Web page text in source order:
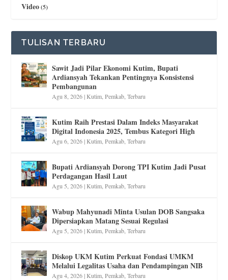
Video(5)
TULISAN TERBARU
Sawit Jadi Pilar Ekonomi Kutim, Bupati
Ardiansyah Tekankan Pentingnya Konsistensi
Pembangunan
Agu 8, 2026|Kutim ,Pemkab ,Terbaru
Kutim Raih Prestasi Dalam Indeks Masyarakat
Digital Indonesia 2025, Tembus Kategori High
Agu 6, 2026|Kutim ,Pemkab ,Terbaru
Bupati Ardiansyah Dorong TPI Kutim Jadi Pusat
Perdagangan Hasil Laut
Agu 5, 2026|Kutim ,Pemkab ,Terbaru
Wabup Mahyunadi Minta Usulan DOB Sangsaka
Dipersiapkan Matang Sesuai Regulasi
Agu 5, 2026|Kutim ,Pemkab ,Terbaru
Diskop UKM Kutim Perkuat Fondasi UMKM
Melalui Legalitas Usaha dan Pendampingan NIB
Agu 4, 2026|Kutim ,Pemkab ,Terbaru